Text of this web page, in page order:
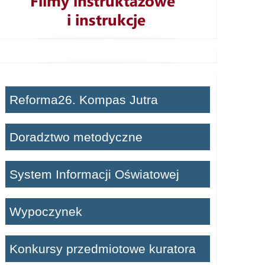
Reforma26. Kompas Jutra
Doradztwo metodyczne
System Informacji Oświatowej
Wypoczynek
Konkursy przedmiotowe kuratora